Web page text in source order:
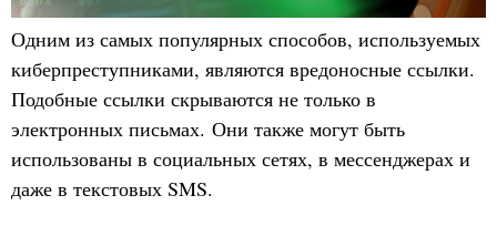
Одним из самых популярных способов, используемых
киберпреступниками, являются вредоносные ссылки.
Подобные ссылки скрываются не только в
электронных письмах. Они также могут быть
использованы в социальных сетях, в мессенджерах и
даже в текстовых SMS.